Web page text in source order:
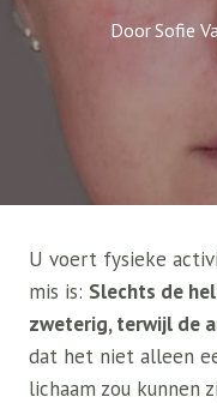
DoorSofie
U voert fysieke
mis is: Slechts de
zweterig, terwijl de
dat het niet alleen
lichaam zou kunnen